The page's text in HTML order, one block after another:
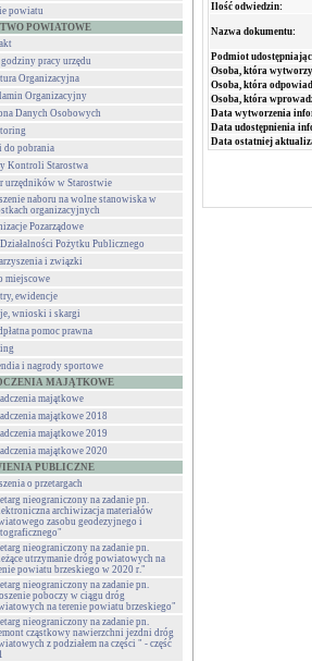
powiatu
POWIATOWE
pracy urzędu
Organizacyjna
Organizacyjny
Danych Osobowych
do pobrania
Kontroli Starostwa
urzędników w Starostwie
naboru na wolne stanowiska w
organizacyjnych
Pozarządowe
Działalności Pożytku Publicznego
i związki
miejscowe
ewidencje
wnioski i skargi
pomoc prawna
i nagrody sportowe
MAJĄTKOWE
majątkowe
majątkowe 2018
majątkowe 2019
majątkowe 2020
PUBLICZNE
o przetargach
nieograniczony na zadanie pn.
archiwizacja materiałów
zasobu geodezyjnego i
nieograniczony na zadanie pn.
utrzymanie dróg powiatowych na
powiatu brzeskiego w 2020 r."
nieograniczony na zadanie pn.
poboczy w ciągu dróg
na terenie powiatu brzeskiego"
nieograniczony na zadanie pn.
cząstkowy nawierzchni jezdni dróg
z podziałem na części " - część
Ilość odwiedzin:
Nazwa dokumentu:
Podmiot
Osoba, która
Osoba, która
Osoba, która
Data wytworzenia
Data udostępnienia
Data ostatniej